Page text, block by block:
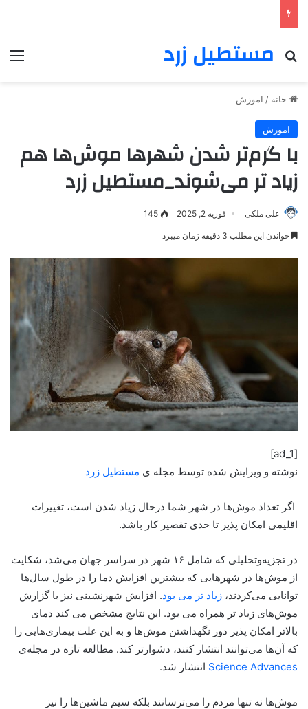
مستطیل زرد
خانه / اموزش
اموزش
با گرم‌تر شدن شهرها موش‌ها هم
زیاد تر می‌شوند_مستطیل زرد
علی ملکی فوریه 2, 2025 145
خواندن این مطلب 3 دقیقه زمان میبرد
[ad_1]
نوشته و ویرایش شده توسط مجله ی مستطیل زرد
اگر تعداد موش‌ها در شهر شما درحال زیاد شدن است، تغییرات
اقلیمی امکان پذیر تا حدی تقصیر کار باشد.
در تجزیه‌وتحلیلی که شامل ۱۶ شهر در سراسر جهان می‌شد، شکایت
از موش‌ها در شهرهایی که بیشترین افزایش دما را در طول سال‌ها
توانایی می‌کردند، زیاد تر می بود. افزایش شهرنشینی نیز با گزارش
موش‌های زیاد تر همراه می بود. این نتایج مشخص می کند دمای
بالاتر امکان پذیر دور نگهداشتن موش‌ها و به این علت بیماری‌هایی را
که آن‌ها می‌توانند انتشار کنند، دشوارتر کند. مطالعه تازه در مجله‌ی
Science Advances انتشار شد.
موش‌ها نه تنها مردم را می‌ترسانند بلکه سیم ماشین‌ها را نیز